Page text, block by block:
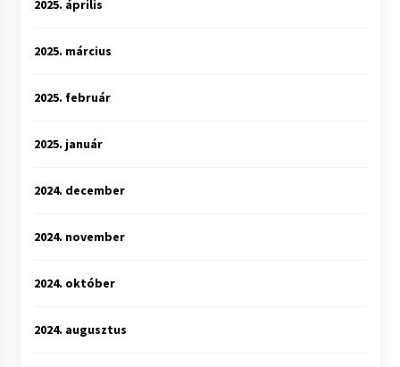
2025. április
2025. március
2025. február
2025. január
2024. december
2024. november
2024. október
2024. augusztus